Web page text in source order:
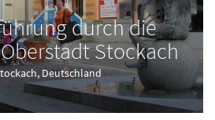
durch die
Stockach
Deutschland